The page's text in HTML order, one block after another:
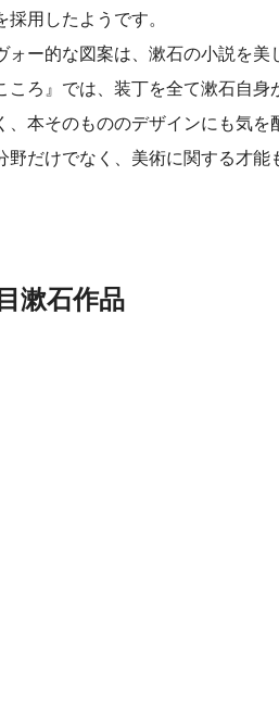
用したようです。
ー的な図案は、漱石の小説を美
ろ』では、装丁を全て漱石自身
本そのもののデザインにも気を
だけでなく、美術に関する才能
漱石作品